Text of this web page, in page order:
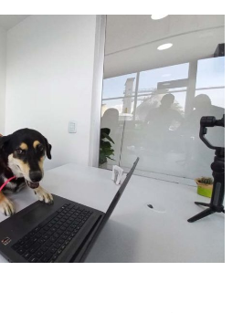
María’
entre
y
de
en